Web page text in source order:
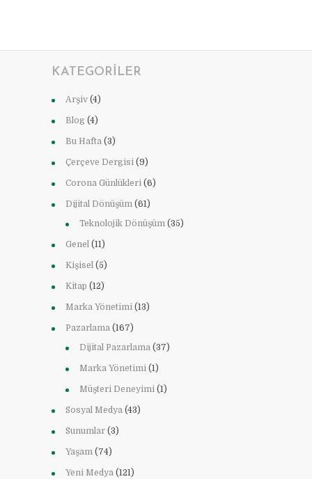
KATEGORILER
Arşiv (4)
Blog (4)
Bu Hafta (3)
Çerçeve Dergisi (9)
Corona Günlükleri (6)
Dijital Dönüşüm (61)
Teknolojik Dönüşüm (35)
Genel (11)
Kişisel (5)
Kitap (12)
Marka Yönetimi (13)
Pazarlama (167)
Dijital Pazarlama (37)
Marka Yönetimi (1)
Müşteri Deneyimi (1)
Sosyal Medya (43)
Sunumlar (3)
Yaşam (74)
Yeni Medya (121)